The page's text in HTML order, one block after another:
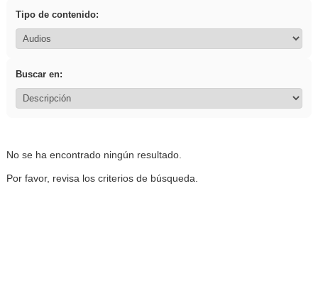
Tipo de contenido:
Buscar en:
No se ha encontrado ningún resultado.
Por favor, revisa los criterios de búsqueda.